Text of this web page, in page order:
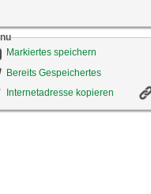
Markiertes speichern
Bereits Gespeichertes
Internetadresse kopieren